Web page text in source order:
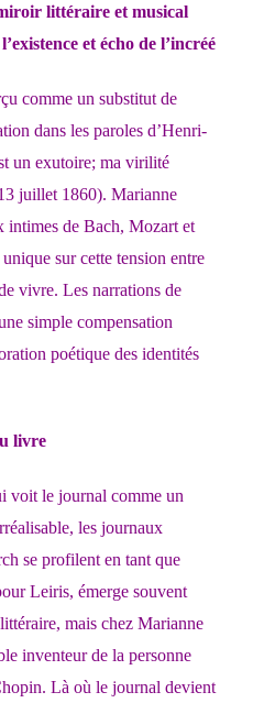
littéraire et musical
et écho de l’incréé
comme un substitut de
dans les paroles d’Henri-
un exutoire; ma virilité
juillet 1860). Marianne
intimes de Bach, Mozart et
sur cette tension entre
vivre. Les narrations de
simple compensation
poétique des identités
livre
voit le journal comme un
les journaux
se profilent en tant que
Leiris, émerge souvent
mais chez Marianne
inventeur de la personne
Là où le journal devient